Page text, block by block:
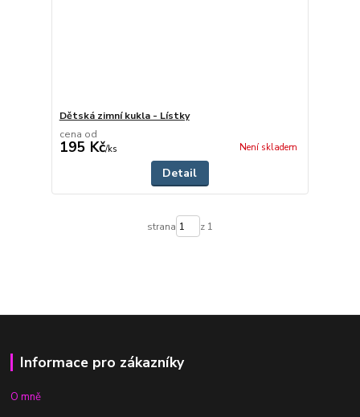
Dětská zimní kukla - Lístky
cena od
195 Kč/ks Není skladem
Detail
strana z 1
Informace pro zákazníky
O mně